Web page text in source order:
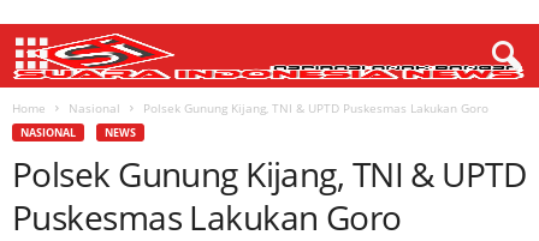
Home Nasional Polsek Gunung Kijang, TNI & UPTD Puskesmas Lakukan Goro
NASIONAL NEWS
Polsek Gunung Kijang, TNI & UPTD
Puskesmas Lakukan Goro